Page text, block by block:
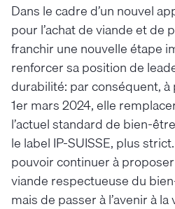
Dans le cadre d’un nouvel
pour l’achat de viande et de
franchir une nouvelle étape
renforcer sa position de
durabilité: par conséquent,
1er mars 2024, elle
l’actuel standard de bien-
le label IP-SUISSE, plus
pouvoir continuer à
viande respectueuse du
mais de passer à l’avenir à